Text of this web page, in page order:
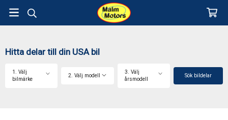
Hitta delar till din USA bil
1. Välj
bilmärke
2. Välj modell
3. Välj
årsmodell
Sök bildelar